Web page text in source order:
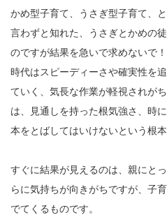
かめ型子育て、うさぎ型子育て、
言わずと知れた、うさぎとかめの
のですが結果を急いで求めないで
時代はスピーディーさや確実性を
ていく、気長な作業が軽視されが
は、見通しを持った根気強さ、時
本をとばしてはいけないという根
すぐに結果が見えるのは、親にと
らに気持ちが向きがちですが、子
でてくるものです。